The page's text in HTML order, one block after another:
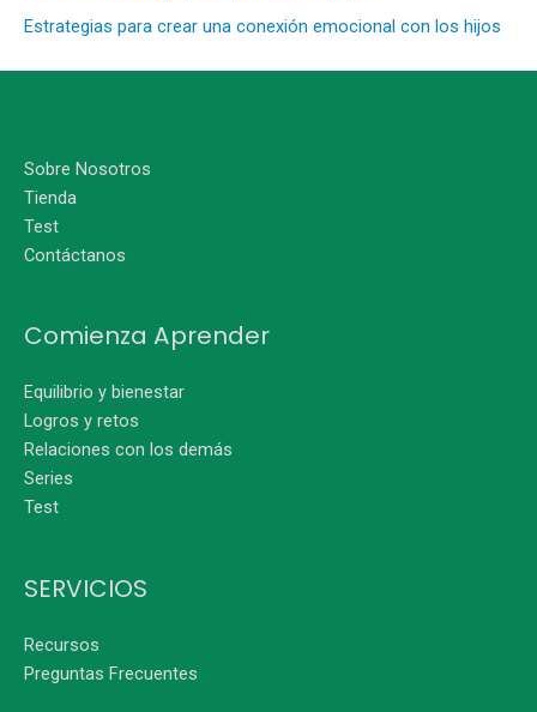
Estrategias para crear una conexión emocional con los hijos
Sobre Nosotros
Tienda
Test
Contáctanos
Comienza Aprender
Equilibrio y bienestar
Logros y retos
Relaciones con los demás
Series
Test
SERVICIOS
Recursos
Preguntas Frecuentes